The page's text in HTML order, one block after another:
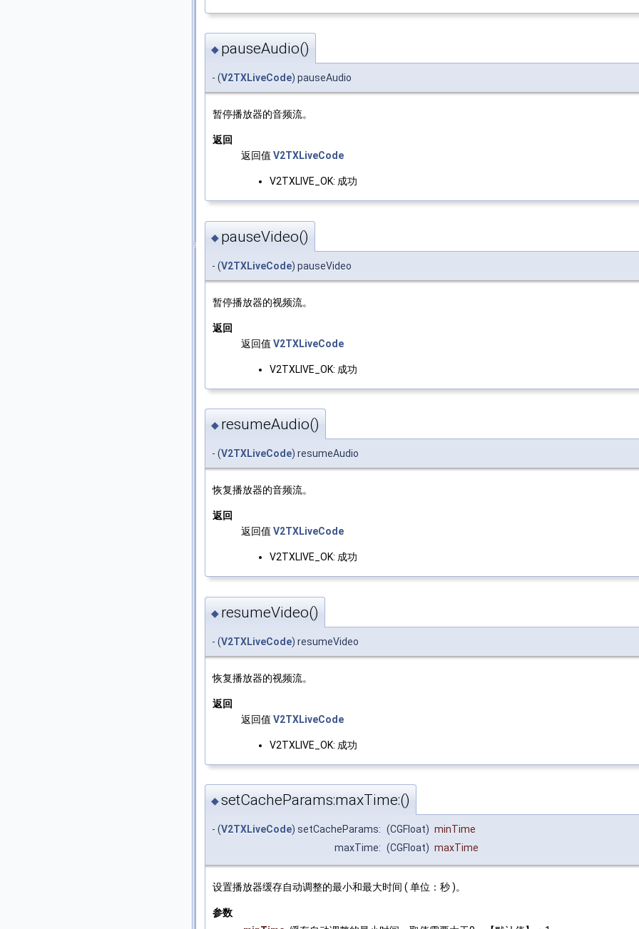
◆ pauseAudio()
- (V2TXLiveCode) pauseAudio
暂停播放器的音频流。
返回
返回值 V2TXLiveCode
V2TXLIVE_OK: 成功
◆ pauseVideo()
- (V2TXLiveCode) pauseVideo
暂停播放器的视频流。
返回
返回值 V2TXLiveCode
V2TXLIVE_OK: 成功
◆ resumeAudio()
- (V2TXLiveCode) resumeAudio
恢复播放器的音频流。
返回
返回值 V2TXLiveCode
V2TXLIVE_OK: 成功
◆ resumeVideo()
- (V2TXLiveCode) resumeVideo
恢复播放器的视频流。
返回
返回值 V2TXLiveCode
V2TXLIVE_OK: 成功
◆setCacheParams:maxTime:()
- (V2TXLiveCode) setCacheParams: (CGFloat) minTime
maxTime: (CGFloat) maxTime
设置播放器缓存自动调整的最小和最大时间 ( 单位：秒 )。
参数